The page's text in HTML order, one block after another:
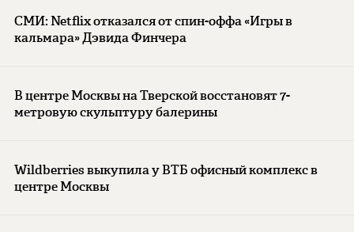
СМИ: Netflix отказался от спин-оффа «Игры в
кальмара» Дэвида Финчера
В центре Москвы на Тверской восстановят 7-
метровую скульптуру балерины
Wildberries выкупила у ВТБ офисный комплекс в
центре Москвы